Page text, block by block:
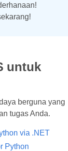
untuk
berguna yang
tugas Anda.
via .NET
Python